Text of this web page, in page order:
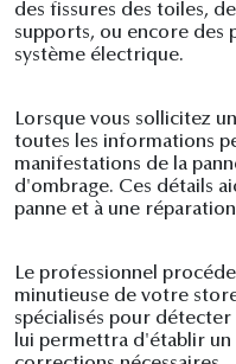
des fissures des toiles,
supports, ou encore des
système électrique.
Lorsque vous sollicitez
toutes les informations
manifestations de la
d'ombrage. Ces détails
panne et à une
Le professionnel
minutieuse de votre
spécialisés pour détecter
lui permettra d'établir un